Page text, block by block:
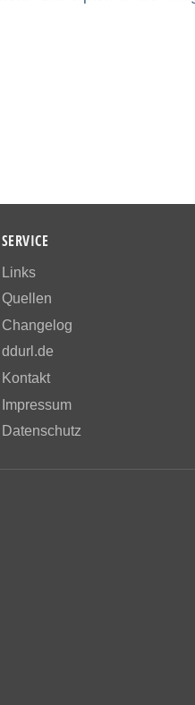
SERVICE
Links
Quellen
Changelog
ddurl.de
Kontakt
Impressum
Datenschutz